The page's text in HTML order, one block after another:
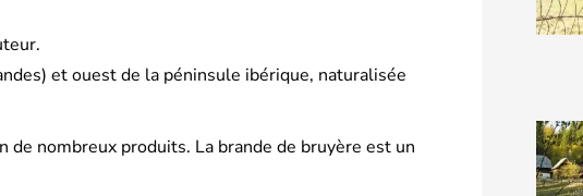
et ouest de la péninsule ibérique, naturalisée
nombreux produits. La brande de bruyère est un